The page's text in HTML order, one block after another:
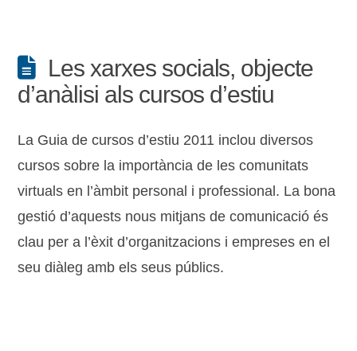
Les xarxes socials, objecte
d’anàlisi als cursos d’estiu
La Guia de cursos d’estiu 2011 inclou diversos
cursos sobre la importància de les comunitats
virtuals en l’àmbit personal i professional. La bona
gestió d’aquests nous mitjans de comunicació és
clau per a l’èxit d’organitzacions i empreses en el
seu diàleg amb els seus públics.